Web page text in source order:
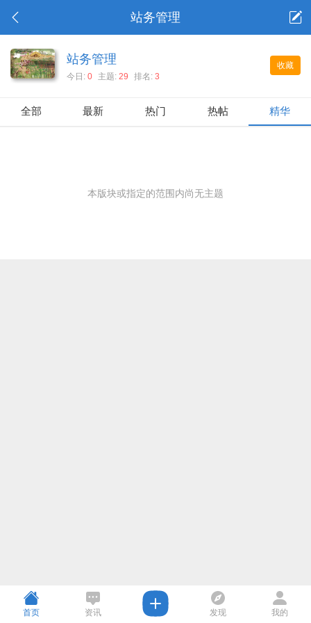
站务管理
收藏
站务管理
今日:0 主题:29 排名:3
全部 最新 热门 热帖 精华
本版块或指定的范围内尚无主题
首页 资讯 发现 我的